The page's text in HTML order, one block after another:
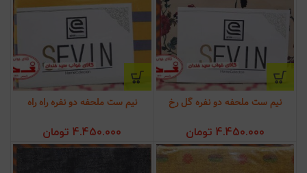
نیم ست ملحفه دو نفره گل رخ
4.450.000 تومان
نیم ست ملحفه دو نفره راه راه
4.450.000 تومان